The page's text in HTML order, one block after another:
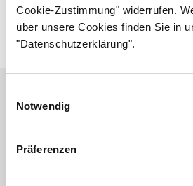
Cookie-Zustimmung" widerrufen.
über unsere Cookies finden Sie in
"Datenschutzerklärung".
Notwendig
Präferenzen
Tuholaistietokortti